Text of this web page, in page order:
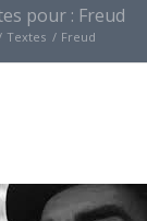
pour : Freud
Textes / Freud